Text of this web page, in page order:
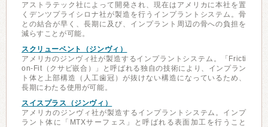
アストラテック社によって開発され、現在はアメリカに本社を置
くデンツプライシロナ社が製造を行うインプラントシステム。骨
との結合が早く、長期に及び、インプラント周辺の骨への負担を
減らすことが可能。
スクリューベント（ジンヴィ）
アメリカのジンヴィ社が製造するインプラントシステム。「Fricti
on-Fit（クサビ嵌合）」と呼ばれる独自の技術により、インプラン
ト体と上部構造（人工歯冠）が抜けない構造になっているため、
長期にわたる使用が可能。
スイスプラス（ジンヴィ）
アメリカのジンヴィ社が製造するインプラントシステム。インプ
ラント体に「MTXサーフェス」と呼ばれる表面加工を行うこと